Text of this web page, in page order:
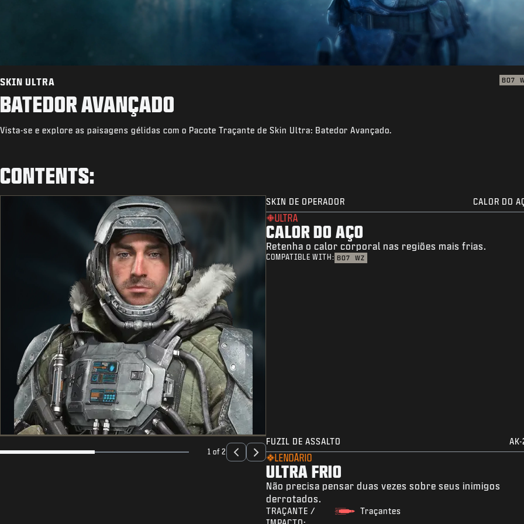
SKIN ULTRA BO7
BATEDOR AVANÇADO
Vista-se e explore as paisagens gélidas com o Pacote Traçante de Skin Ultra: Batedor Avançado.
CONTENTS:
SKIN DE OPERADOR CALOR DO
ULTRA
CALOR DO AÇO
Retenha o calor corporal nas regiões mais frias.
COMPATIBLE WITH: BO7 WZ
1 of 2
FUZIL DE ASSALTO
LENDÁRIO
ULTRA FRIO
Não precisa pensar duas vezes sobre seus inimigos
derrotados.
TRAÇANTE /
Traçantes